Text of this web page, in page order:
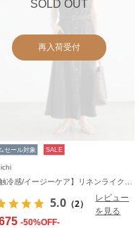
SOLD OUT
再入荷受付
セール対象 SALE
5.0 （2）
レビュー
を見る
-50%OFF-